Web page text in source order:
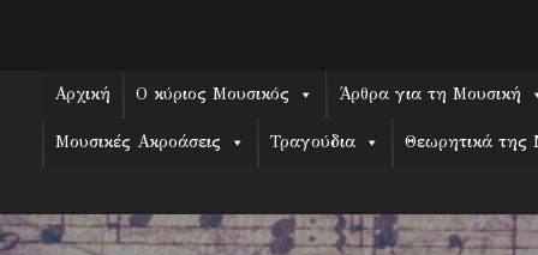
Αρχική
Ο κύριος Μουσικός Άρθρα για τη Μουσική
Μουσικές Ακροάσεις Τραγούδια Θεωρητικά της